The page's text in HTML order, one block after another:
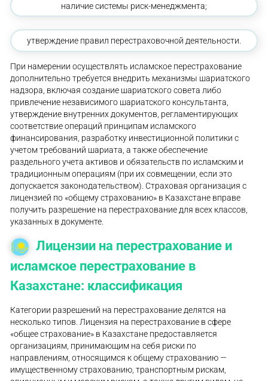
наличие системы риск-менеджмента;
утверждение правил перестраховочной деятельности.
При намерении осуществлять исламское перестрахование
дополнительно требуется внедрить механизмы шариатского
надзора, включая создание шариатского совета либо
привлечение независимого шариатского консультанта,
утверждение внутренних документов, регламентирующих
соответствие операций принципам исламского
финансирования, разработку инвестиционной политики с
учетом требований шариата, а также обеспечение
раздельного учета активов и обязательств по исламским и
традиционным операциям (при их совмещении, если это
допускается законодательством). Страховая организация с
лицензией по «общему страхованию» в Казахстане вправе
получить разрешение на перестрахование для всех классов,
указанных в документе.
Лицензии на перестрахование и
исламское перестрахование в
Казахстане: классификация
Категории разрешений на перестрахование делятся на
несколько типов. Лицензия на перестрахование в сфере
«общее страхование» в Казахстане предоставляется
организациям, принимающим на себя риски по
направлениям, относящимся к общему страхованию —
имущественному страхованию, транспортным рискам,